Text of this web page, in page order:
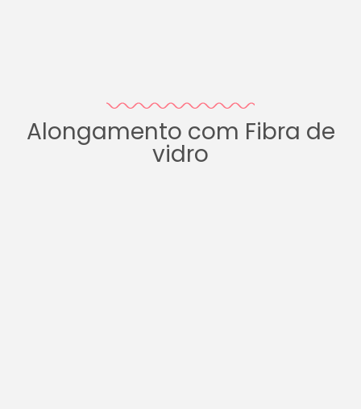
Alongamento com Fibra de
vidro